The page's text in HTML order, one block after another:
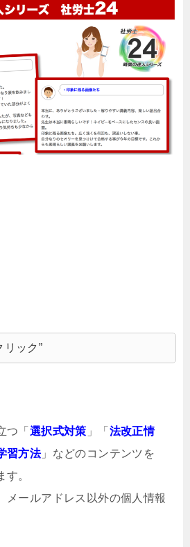
リック”
つ「 選択式対策 」「 法改正情
習方法」などのコンテンツを
す。
メールアドレス以外の個人情報